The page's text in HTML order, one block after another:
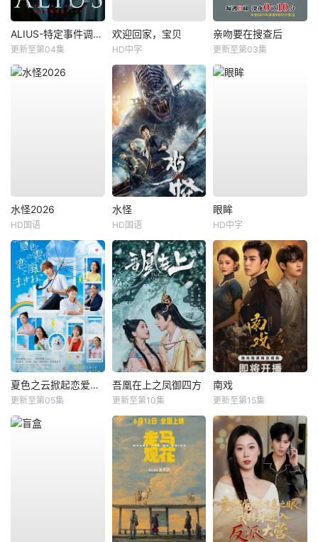
ALIUS-特定事件调查档案-
更新至第04集
欢迎回家，宝贝
HD中字
亲吻要在搜查后
更新至第03集
水怪2026
HD国语
水怪
HD国语
眼眸
HD中字
夏色之云掀起恋爱与风暴
更新至第05集
吾凰在上之凤御四方
更新至第10集
南戏
更新至第15集